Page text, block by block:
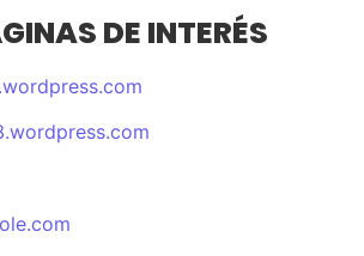
DE INTERÉS